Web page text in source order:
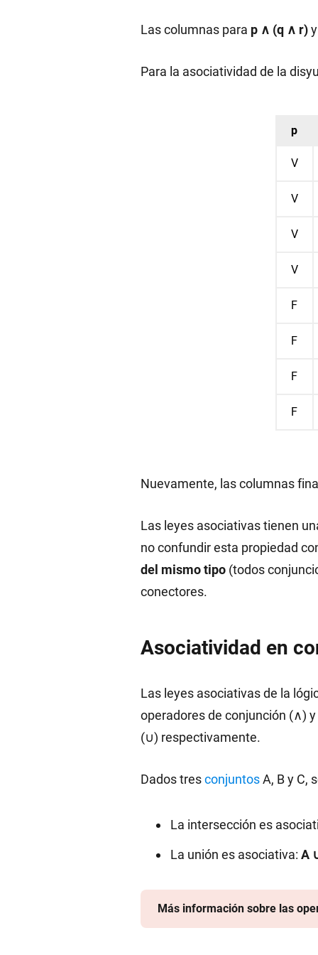
Las columnas para p ∧ (q ∧ r)y
Para la asociatividad de la
p
V
V
V
V
F
F
F
F
Nuevamente, las columnas
Las leyes asociativas tienen
no confundir esta propiedad
del mismo tipo (todos
conectores.
Asociatividad en
Las leyes asociativas de la
operadores de conjunción (∧)
(∪) respectivamente.
Dados tresconjuntosA, B y C,
La intersección es
La unión es asociativa: A
Más información sobre las